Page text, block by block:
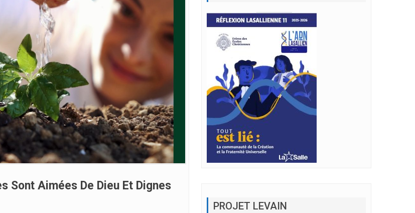
Sont Aimées De Dieu Et Dignes
PROJET LEVAIN